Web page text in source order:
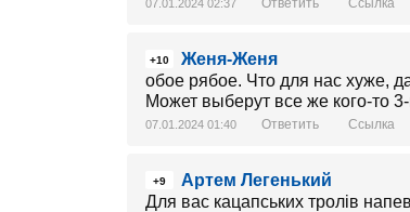
07.01.2024 02:37 Ответить Ссылка
+10
Женя-Женя
обое рябое. Что для нас хуже,
Может выберут все же кого-то
07.01.2024 01:40 Ответить Ссылка
+9
Артем Легенький
Для вас кацапських тролів